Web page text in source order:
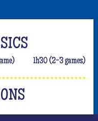
1h30 (2-3 games)